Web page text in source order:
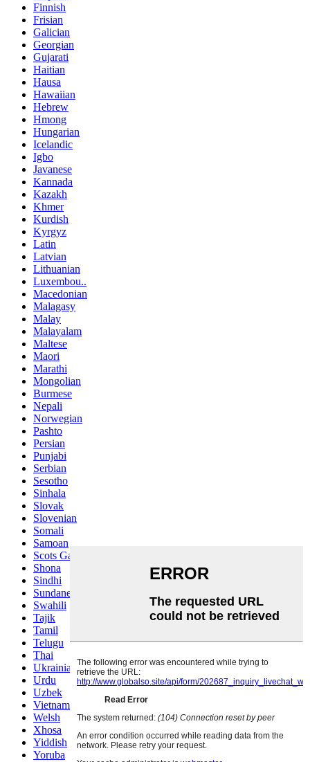
Finnish
Frisian
Galician
Georgian
Gujarati
Haitian
Hausa
Hawaiian
Hebrew
Hmong
Hungarian
Icelandic
Igbo
Javanese
Kannada
Kazakh
Khmer
Kurdish
Kyrgyz
Latin
Latvian
Lithuanian
Luxembou..
Macedonian
Malagasy
Malay
Malayalam
Maltese
Maori
Marathi
Mongolian
Burmese
Nepali
Norwegian
Pashto
Persian
Punjabi
Serbian
Sesotho
Sinhala
Slovak
Slovenian
Somali
Samoan
Scots Gaelic
Shona
Sindhi
Sundanese
Swahili
Tajik
Tamil
Telugu
Thai
Ukrainian
Urdu
Uzbek
Vietnamese
Welsh
Xhosa
Yiddish
Yoruba